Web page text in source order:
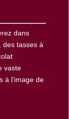
dans
des tasses à
vaste
à l’image de